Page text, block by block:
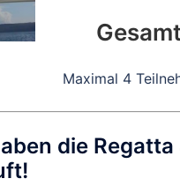
Maximal 4
die